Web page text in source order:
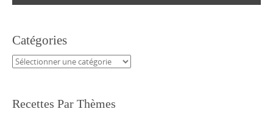
Catégories
Catégories
Recettes Par Thèmes